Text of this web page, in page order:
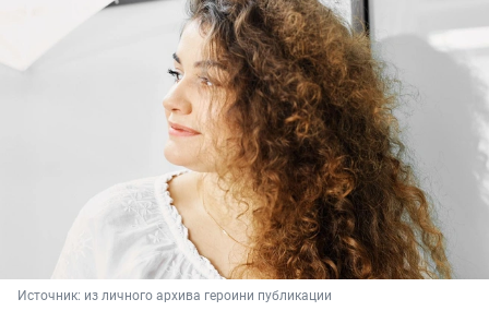
Источник: из личного архива героини публикации